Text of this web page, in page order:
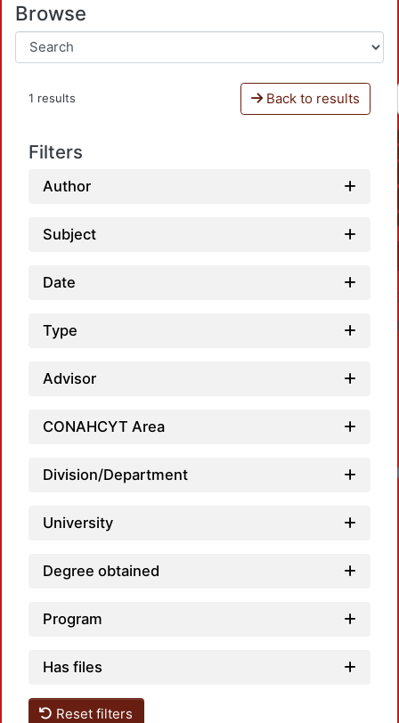
Browse
1 results Back to results
Filters
Author
Subject
Date
Type
Advisor
CONAHCYT Area
Division/Department
University
Degree obtained
Program
Has files
Reset filters